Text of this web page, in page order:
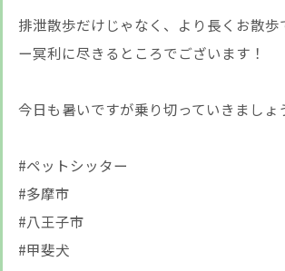
排泄散歩だけじゃなく、より長くお散歩
ー冥利に尽きるところでございます！
今日も暑いですが乗り切っていきましょ
#ペットシッター
#多摩市
#八王子市
#甲斐犬